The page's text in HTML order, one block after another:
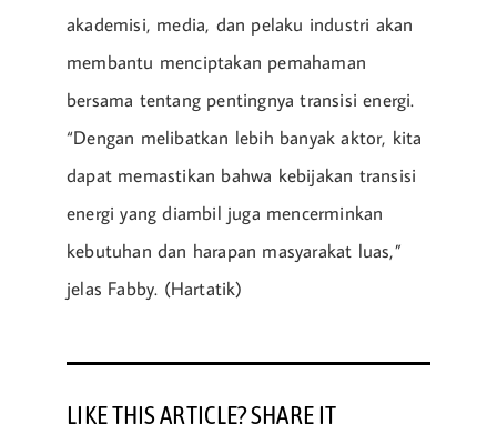
akademisi, media, dan pelaku industri akan
membantu menciptakan pemahaman
bersama tentang pentingnya transisi energi.
“Dengan melibatkan lebih banyak aktor, kita
dapat memastikan bahwa kebijakan transisi
energi yang diambil juga mencerminkan
kebutuhan dan harapan masyarakat luas,”
jelas Fabby. (Hartatik)
LIKE THIS ARTICLE? SHARE IT